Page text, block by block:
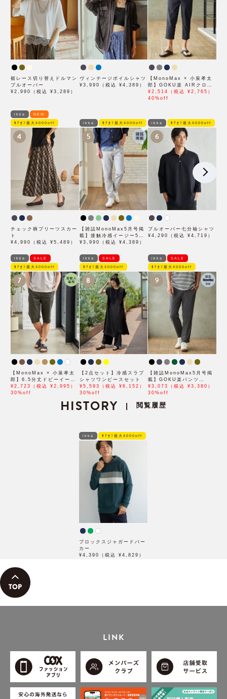
裾レース切り替えドルマン
プルオーバー
¥2,990（税込 ¥3,289）
ヴィンテージボイルシャツ
¥3,990（税込 ¥4,389）
【MonoMax × 小泉孝太
郎】GOKU楽 AIRクロッ
プドパンツ「小泉孝太郎さ
ん着用モデル」
¥2,514（税込 ¥2,765）
40%off
ikka NEW
ﾓｱｵﾌ最大4000off
4
チェック柄プリーツスカー
ト
¥4,990（税込 ¥5,489）
ikka ﾓｱｵﾌ最大4000off
5
【雑誌MonoMax5月号掲
載】接触冷感イージー5ポ
ケット
¥3,990（税込 ¥4,389）
ikka ﾓｱｵﾌ最大4000off
6
プルオーバー七分袖シャツ
¥4,290（税込 ¥4,719）
ikka SALE
ﾓｱｵﾌ最大4000off
7
【MonoMax × 小泉孝太
郎】6.5分丈ドビーイージ
ーハーフパンツ「小泉孝太
郎さん着用モデル」
¥2,723（税込 ¥2,995）
30%off
ikka SALE
ﾓｱｵﾌ最大4000off
8
【2点セット】冷感スラブ
シャツワンピースセット
¥5,593（税込 ¥6,152）
30%off
ikka SALE
ﾓｱｵﾌ最大4000off
9
【雑誌MonoMax5月号掲
載】GOKU楽パンツ
EASY STRETCH 冷感ア
ンクル【接触冷感】「小泉
¥3,073（税込 ¥3,380）
30%off
HISTORY | 閲覧履歴
ikka ﾓｱｵﾌ最大4000off
ブロックスジャガードパー
カー
¥4,390（税込 ¥4,829）
LINK